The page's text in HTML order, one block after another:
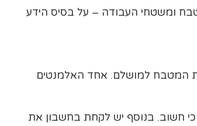
ומשטחי העבודה – על בסיס הידע
המטבח למושלם. אחד האלמנטים
חשוב. בנוסף יש לקחת בחשבון את